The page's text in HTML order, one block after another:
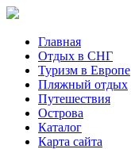
Главная
Отдых в СНГ
Туризм в Европе
Пляжный отдых
Путешествия
Острова
Каталог
Карта сайта